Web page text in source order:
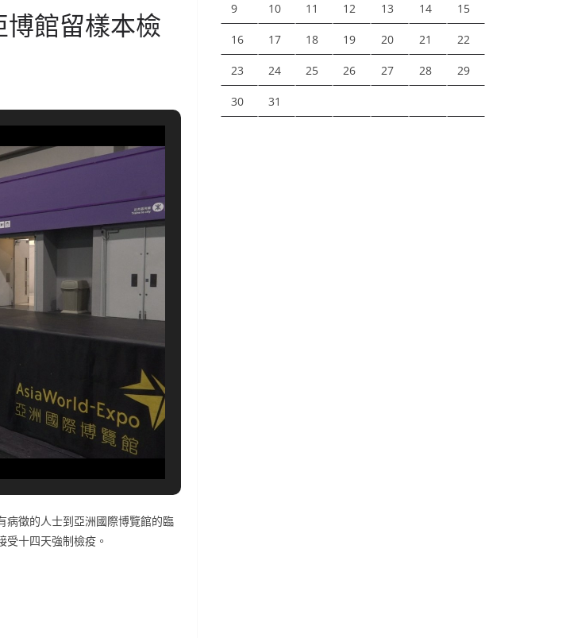
館留樣本檢
病徵的人士到亞洲國際博覽館的臨
十四天強制檢疫。
9 10 11 12 13 14 15
16 17 18 19 20 21 22
23 24 25 26 27 28 29
30 31